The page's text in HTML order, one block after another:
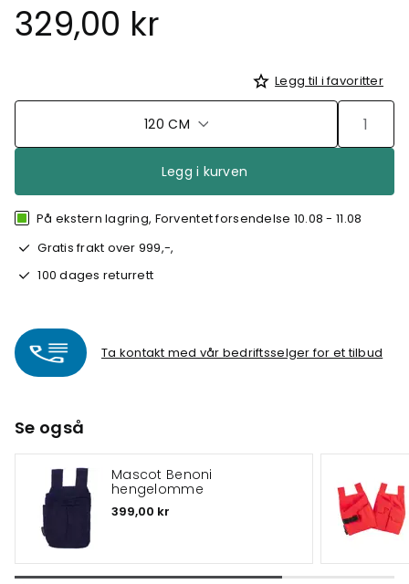
329,00 kr
Legg til i favoritter
120 CM
Legg i kurven
På ekstern lagring, Forventet forsendelse 10.08 - 11.08
Gratis frakt over 999,-,
100 dages returrett
Ta kontakt med vår bedriftsselger for et tilbud
Se også
Mascot Benoni
hengelomme
399,00 kr